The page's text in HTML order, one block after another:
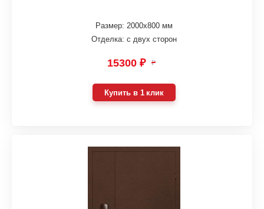
Размер: 2000х800 мм
Отделка: с двух сторон
15300 ₽ ₽
Купить в 1 клик